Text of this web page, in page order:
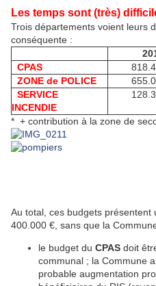
Les temps sont (très)
Trois départements voient leurs
conséquente :
CPAS
ZONE de POLICE
SERVICE
INCENDIE
* + contribution à la zone de
Au total, ces budgets présentent
400.000 €, sans que la
le budget du CPAS doit
communal ; la Commune
probable augmentation